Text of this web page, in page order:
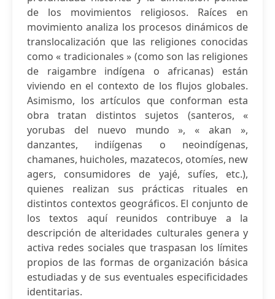
de los movimientos religiosos. Raíces en
movimiento analiza los procesos dinámicos de
translocalización que las religiones conocidas
como « tradicionales » (como son las religiones
de raigambre indígena o africanas) están
viviendo en el contexto de los flujos globales.
Asimismo, los artículos que conforman esta
obra tratan distintos sujetos (santeros, «
yorubas del nuevo mundo », « akan »,
danzantes, indiígenas o neoindígenas,
chamanes, huicholes, mazatecos, otomíes, new
agers, consumidores de yajé, sufíes, etc.),
quienes realizan sus prácticas rituales en
distintos contextos geográficos. El conjunto de
los textos aquí reunidos contribuye a la
descripción de alteridades culturales genera y
activa redes sociales que traspasan los límites
propios de las formas de organización básica
estudiadas y de sus eventuales especificidades
identitarias.